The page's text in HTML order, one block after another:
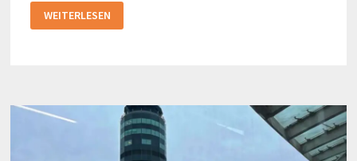
FLUGHAFEN
NEWARK:
NEW
WEITERLESEN